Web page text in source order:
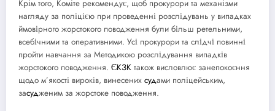
Крім того, Коміте рекомендує, щоб прокурори та механізми
нагляду за поліцією при проведенні розслідувань у випадках
ймовірного жорстокого поводження були більш ретельними,
всебічними та оперативними. Усі прокурори та слідчі повинні
пройти навчання за Методикою розслідування випадків
жорстокого поводження. ЄКЗК також висловлює занепокоєння
щодо м’якості вироків, винесених судами поліцейським,
засудженим за жорстоке поводження.